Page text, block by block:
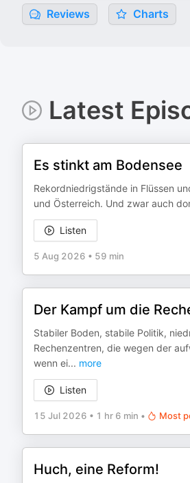
Reviews Charts
Latest
Es stinkt am Bodensee
Rekordniedrigstände in Flüssen
und Österreich. Und zwar auch
Listen
5 Aug 2026 • 59 min
Der Kampf um die
Stabiler Boden, stabile Politik,
Rechenzentren, die wegen der
wenn ei... more
Listen
15 Jul 2026 • 1 hr 6 min • Most
Huch, eine Reform!